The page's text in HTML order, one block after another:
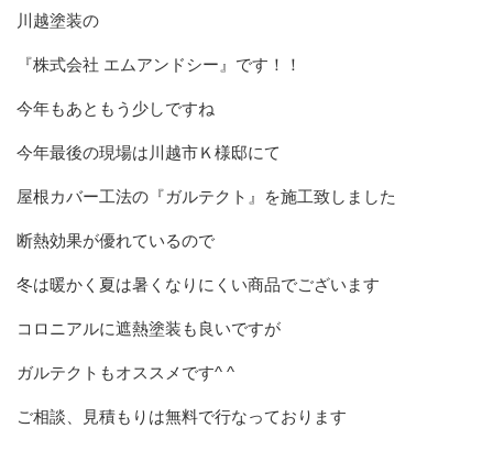
川越塗装の
『株式会社 エムアンドシー』です！！
今年もあともう少しですね
今年最後の現場は川越市Ｋ様邸にて
屋根カバー工法の『ガルテクト』を施工致しました
断熱効果が優れているので
冬は暖かく夏は暑くなりにくい商品でございます
コロニアルに遮熱塗装も良いですが
ガルテクトもオススメです^ ^
ご相談、見積もりは無料で行なっております